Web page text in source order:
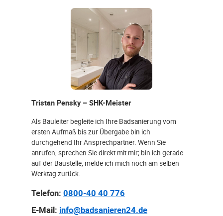
Tristan Pensky – SHK-Meister
Als Bauleiter begleite ich Ihre Badsanierung vom
ersten Aufmaß bis zur Übergabe bin ich
durchgehend Ihr Ansprechpartner. Wenn Sie
anrufen, sprechen Sie direkt mit mir; bin ich gerade
auf der Baustelle, melde ich mich noch am selben
Werktag zurück.
Telefon: 0800-40 40 776
E-Mail: info@badsanieren24.de